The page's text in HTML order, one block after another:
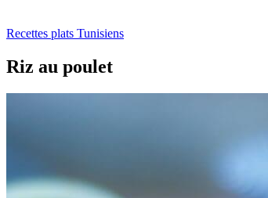
Recettes plats Tunisiens
Riz au poulet